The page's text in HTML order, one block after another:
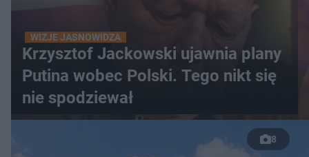
WIZJE JASNOWIDZA
Krzysztof Jackowski ujawnia plany
Putina wobec Polski. Tego nikt się
nie spodziewał
8